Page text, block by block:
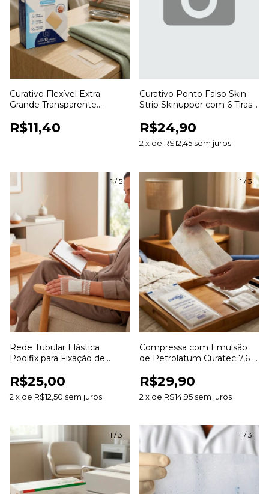
Curativo Flexível Extra
Grande Transparente
Ferimentos
R$11,40
Curativo Ponto Falso Skin-
Strip Skinupper com 6 Tiras
R$24,90
2x de R$12,45 sem juros
1/5
Rede Tubular Elástica
Poolfix para Fixação de
R$25,00
2 x de R$12,50 sem juros
1 / 3
Compressa com Emulsão
de Petrolatum Curatec 7,6 x
R$29,90
2 x de R$14,95 sem juros
1 /3 1 /3